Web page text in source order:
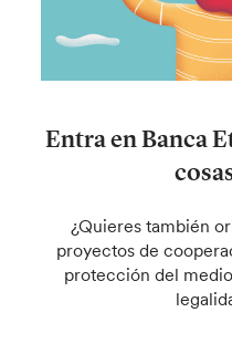
Entra en Banca
¿Quieres también
proyectos de
protección del